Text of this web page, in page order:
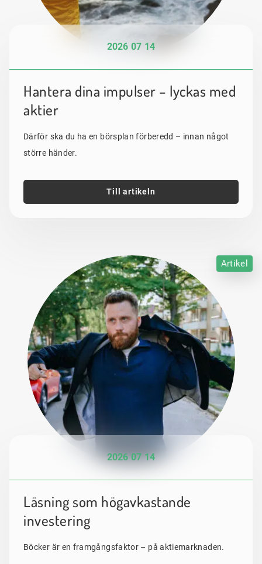
2026 07 14
Hantera dina impulser – lyckas med
aktier
Därför ska du ha en börsplan förberedd – innan något
större händer.
Till artikeln
Artikel
2026 07 14
Läsning som högavkastande
investering
Böcker är en framgångsfaktor – på aktiemarknaden.